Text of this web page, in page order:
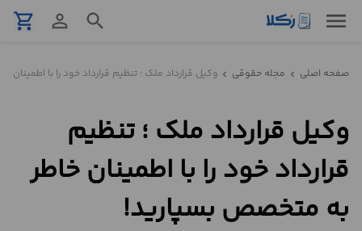
menu
search
person_outline
shopping_cart
نمونه
تنظیم
مشاوره
حقوقی
صفحه اصلی chevron_left مجله حقوقی chevron_left وکیل قرارداد ملک ؛ تنظیم قرارداد خود را با
وکیل قرارداد ملک ؛ تنظیم
قرارداد خود را با اطمینان خاطر
به متخصص بسپارید!